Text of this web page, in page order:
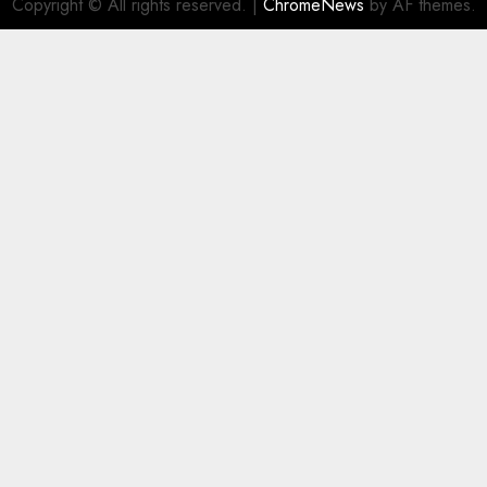
Copyright © All rights reserved. | ChromeNews by AF themes.